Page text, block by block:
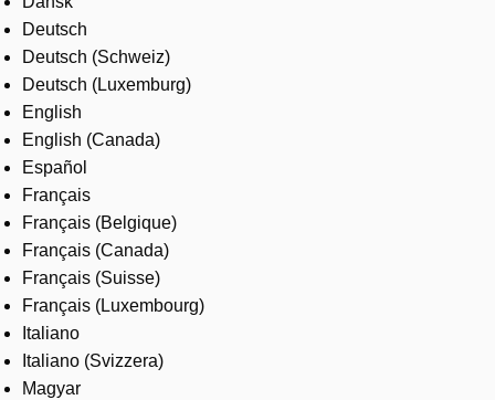
About us
Where to buy
Contact us
Careers
Deutsch
Deutsch (Schweiz)
Deutsch (Luxemburg)
English
English (Canada)
Español
Français
Français (Belgique)
Français (Canada)
Français (Suisse)
Français (Luxembourg)
Italiano
Italiano (Svizzera)
Magyar